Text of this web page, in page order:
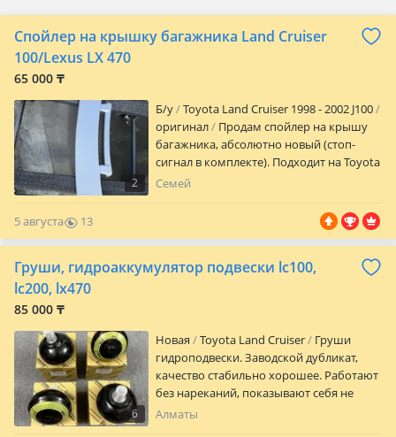
Спойлер на крышку багажника Land Cruiser
100/Lexus LX 470
65 000 ₸
2
Б/y
Toyota Land Cruiser 1998 - 2002 J100
оригинал
Продам спойлер на крышу
багажника, абсолютно новый (стоп-
сигнал в комплекте). Подходит на Toyota
Land Cruiser 100/Lexus LX 470. Возможна
Семей
5 августа
13
0
Груши, гидроаккумулятор подвески lc100,
lc200, lx470
85 000 ₸
6
Новая Toyota Land Cruiser
Груши
гидроподвески. Заводской дубликат,
качество стабильно хорошее. Работают
без нареканий, показывают себя не
хуже оригинальных. После уставших
Алматы